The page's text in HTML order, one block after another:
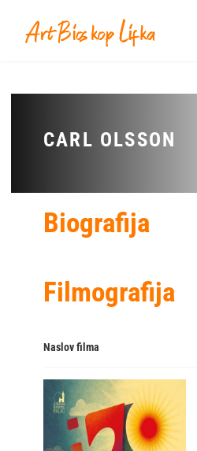
CARL OLSSON
Biografija
Filmografija
Naslov filma